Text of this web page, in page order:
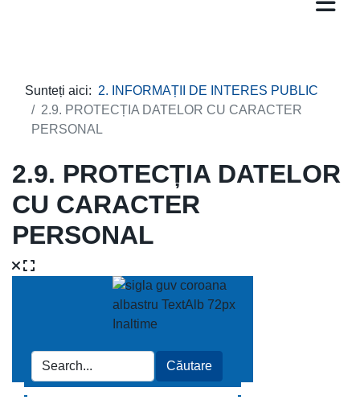
Sunteți aici: 2. INFORMAȚII DE INTERES PUBLIC
2.9. PROTECȚIA DATELOR CU CARACTER
PERSONAL
2.9. PROTECȚIA DATELOR
CU CARACTER
PERSONAL